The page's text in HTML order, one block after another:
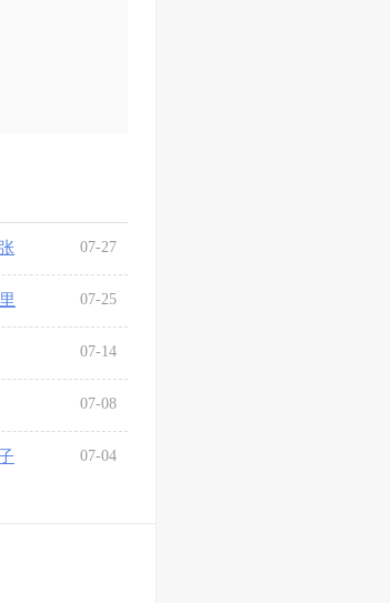
07-27
07-25
07-14
07-08
07-04